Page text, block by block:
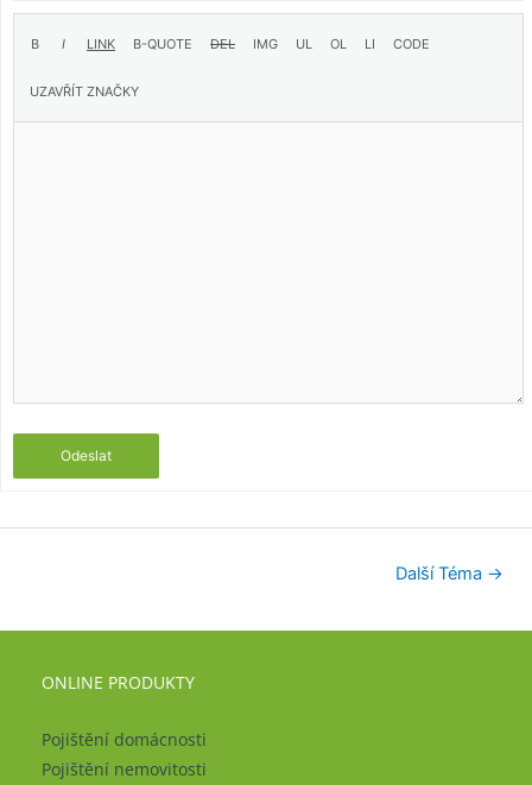
Odeslat
Další Téma →
ONLINE PRODUKTY
Pojištění domácnosti
Pojištění nemovitosti